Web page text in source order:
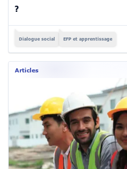
?
Dialogue social EFP et apprentissage
Articles